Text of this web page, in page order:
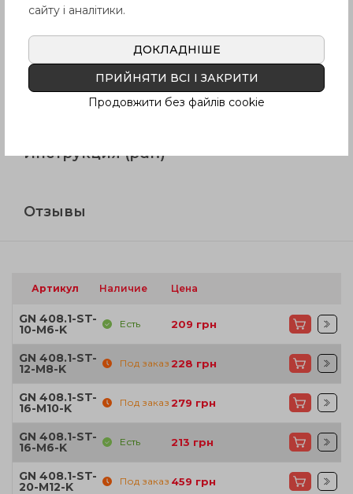
Описание
Вопрос о продукции
Инструкция (pdf.)
Отзывы
Артикул Наличие Цена
GN 408.1-ST-
10-M6-K Есть 209 грн
GN 408.1-ST-
12-M8-K Под заказ 228 грн
GN 408.1-ST-
16-M10-K Под заказ 279 грн
GN 408.1-ST-
16-M6-K Есть 213 грн
GN 408.1-ST-
20-M12-K Под заказ 459 грн
сайту і аналітики.
ДОКЛАДНІШЕ
ПРИЙНЯТИ ВСІ І ЗАКРИТИ
Продовжити без файлів cookie